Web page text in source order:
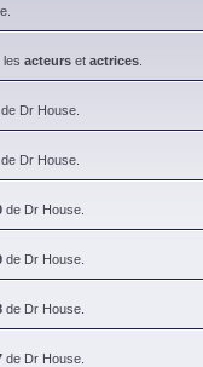
, les acteurs et actrices
de Dr House.
de Dr House.
de Dr House.
de Dr House.
de Dr House.
de Dr House.